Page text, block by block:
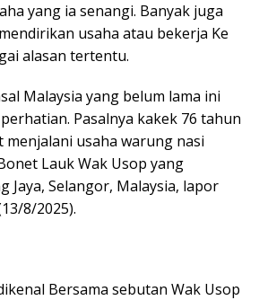
yang ia senangi. Banyak juga
usaha atau bekerja Ke
alasan tertentu.
Malaysia yang belum lama ini
Pasalnya kakek 76 tahun
menjalani usaha warung nasi
Lauk Wak Usop yang
Jaya, Selangor, Malaysia, lapor
8/2025).
Bersama sebutan Wak Usop